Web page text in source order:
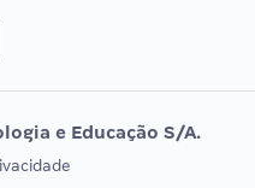
Vunesp
EXAME DE ORDEM
e Educação S/A.